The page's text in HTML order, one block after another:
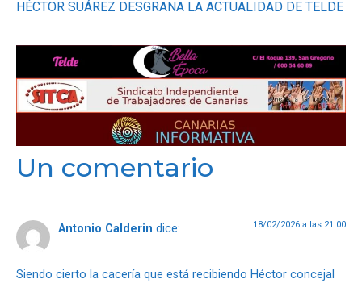
HÉCTOR SUÁREZ DESGRANA LA ACTUALIDAD DE TELDE
Un comentario
Antonio Calderin dice: 18/02/2026 a las 21:00
Siendo cierto la cacería que está recibiendo Héctor concejal